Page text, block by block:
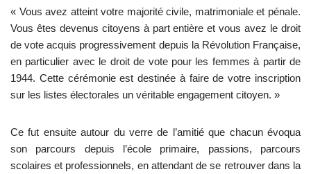
« Vous avez atteint votre majorité civile, matrimoniale et pénale.
Vous êtes devenus citoyens à part entière et vous avez le droit
de vote acquis progressivement depuis la Révolution Française,
en particulier avec le droit de vote pour les femmes à partir de
1944. Cette cérémonie est destinée à faire de votre inscription
sur les listes électorales un véritable engagement citoyen. »
Ce fut ensuite autour du verre de l’amitié que chacun évoqua
son parcours depuis l’école primaire, passions, parcours
scolaires et professionnels, en attendant de se retrouver dans la